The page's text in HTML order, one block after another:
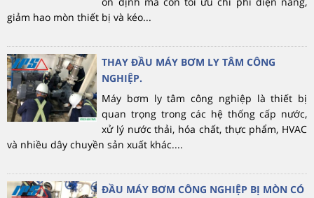
giảm hao mòn thiết bị và kéo...
THAY ĐẦU MÁY BƠM LY TÂM CÔNG
NGHIỆP.
Máy bơm ly tâm công nghiệp là thiết bị
quan trọng trong các hệ thống cấp nước,
xử lý nước thải, hóa chất, thực phẩm, HVAC
và nhiều dây chuyền sản xuất khác....
ĐẦU MÁY BƠM CÔNG NGHIỆP BỊ MÒN CÓ